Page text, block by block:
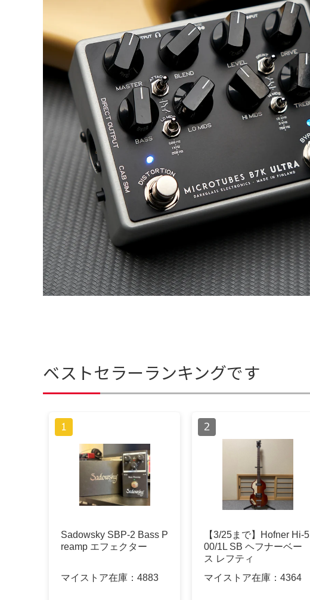
ベストセラーランキングです
Sadowsky SBP-2 Bass P
reamp エフェクター
マイストア在庫： 4883
【3/25まで】Hofner Hi-5
00/1L SB ヘフナーベー
ス レフティ
マイストア在庫： 4364